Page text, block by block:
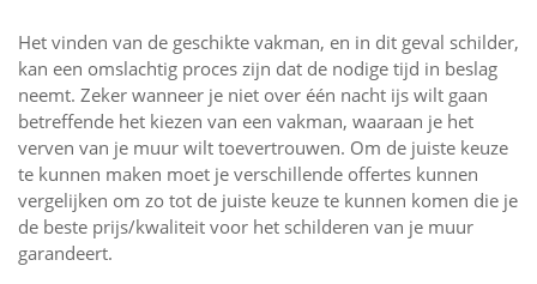
Het vinden van de geschikte vakman, en in dit geval schilder,
kan een omslachtig proces zijn dat de nodige tijd in beslag
neemt. Zeker wanneer je niet over één nacht ijs wilt gaan
betreffende het kiezen van een vakman, waaraan je het
verven van je muur wilt toevertrouwen. Om de juiste keuze
te kunnen maken moet je verschillende offertes kunnen
vergelijken om zo tot de juiste keuze te kunnen komen die je
de beste prijs/kwaliteit voor het schilderen van je muur
garandeert.